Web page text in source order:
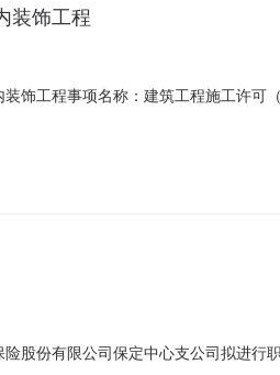
装饰工程
饰工程事项名称：建筑工程施工许
程：1.监理合同明确建设规模（面积
股份有限公司保定中心支公司拟进